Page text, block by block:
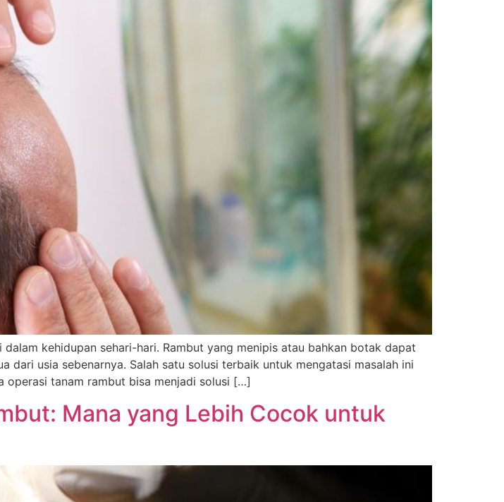
kehidupan sehari-hari. Rambut yang menipis atau bahkan botak dapat
dari usia sebenarnya. Salah satu solusi terbaik untuk mengatasi masalah ini
operasi tanam rambut bisa menjadi solusi […]
Mana yang Lebih Cocok untuk